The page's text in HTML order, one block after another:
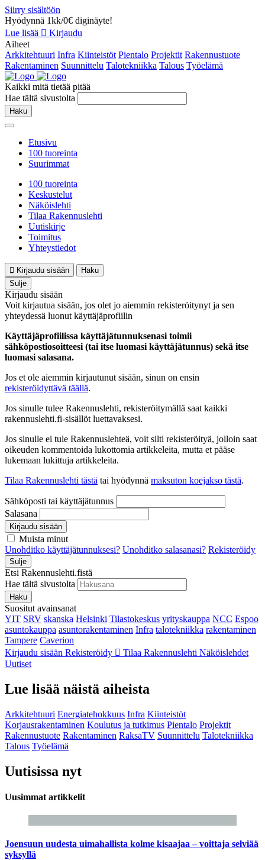
Siirry sisältöön
Hyödynnä 1kk/0€ diginäyte!
Lue lisää
Kirjaudu
Aiheet
Arkkitehtuuri Infra Kiinteistöt Pientalo Projektit Rakennustuote
Rakentaminen Suunnittelu Talotekniikka Talous Työelämä
Kaikki mitä tietää pitää
Hae tältä sivustolta
Haku
Etusivu
100 tuoreinta
Suurimmat
100 tuoreinta
Keskustelut
Näköislehti
Tilaa Rakennuslehti
Uutiskirje
Toimitus
Yhteystiedot
Kirjaudu sisään
Haku
Sulje
Kirjaudu sisään
Voit kirjautua sisään, jos olet jo aiemmin rekisteröitynyt ja sen
yhteydessä luonut käyttäjäprofiilin
Käyttäjäprofiilissa käyttäjätunnuksenasi toimii
sähköpostiosoitteesi (tai itse luomasi käyttäjätunnus) sekä itse
luomasi salasana.
Jos et ole aiemmin kirjautunut sisään, sinun on ensin
rekisteröidyttävä täällä.
Jos sinulle tulee Rakennuslehti, rekisteröitymällä saat kaikki
rakennuslehti.fi-sisällöt luettavaksesi.
Jos sinulle ei tule Rakennuslehteä, voit silti rekisteröityä, jolloin saat
oikeuden kommentoida lukottomia artikkeleita, mutta et pääse
lukemaan lukittuja artikkeleita.
Tilaa Rakennuslehti tästä tai hyödynnä maksuton koejakso tästä.
Sähköposti tai käyttäjätunnus
Salasana
Kirjaudu sisään
Muista minut
Unohditko käyttäjätunnuksesi? Unohditko salasanasi? Rekisteröidy
Sulje
Etsi Rakennuslehti.fistä
Hae tältä sivustolta
Haku
Suositut avainsanat
YIT SRV skanska Helsinki Tilastokeskus yrityskauppa NCC Espoo
asuntokauppa asuntorakentaminen Infra talotekniikka rakentaminen
Tampere Caverion
Kirjaudu sisään Rekisteröidy Tilaa Rakennuslehti Näköislehdet
Uutiset
Lue lisää näistä aiheista
Arkkitehtuuri Energiatehokkuus Infra Kiinteistöt
Korjausrakentaminen Koulutus ja tutkimus Pientalo Projektit
Rakennustuote Rakentaminen RaksaTV Suunnittelu Talotekniikka
Talous Työelämä
Uutisissa nyt
Uusimmat artikkelit
Joensuun uudesta uimahallista kolme kisaajaa – voittaja selviää
syksyllä